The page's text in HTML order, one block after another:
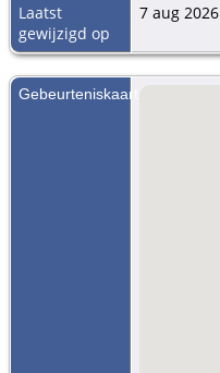
Laatst
gewijzigd op
7 aug 2026
Gebeurteniskaart